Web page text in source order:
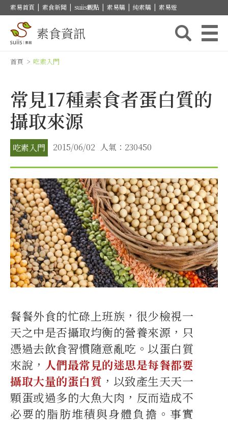
素易首頁 | 素食新聞 | suiis觀點 | 素易購 | 純素購 | 素易遊
素食資訊
首頁 > 吃素入門
常見17種素食者蛋白質的
攝取來源
吃素入門 2015/06/02 人氣：230450
餐餐外食的忙碌上班族，很少檢視一
天之中是否攝取均衡的營養來源，只
憑過去飲食習慣隨意亂吃。以蛋白質
來說， 人們最常見的迷思是每餐都要
攝取大量的蛋白質 ，以致產生天天一
顆蛋或過多的大魚大肉，反而造成不
必要的脂肪堆積與身體負擔。事實